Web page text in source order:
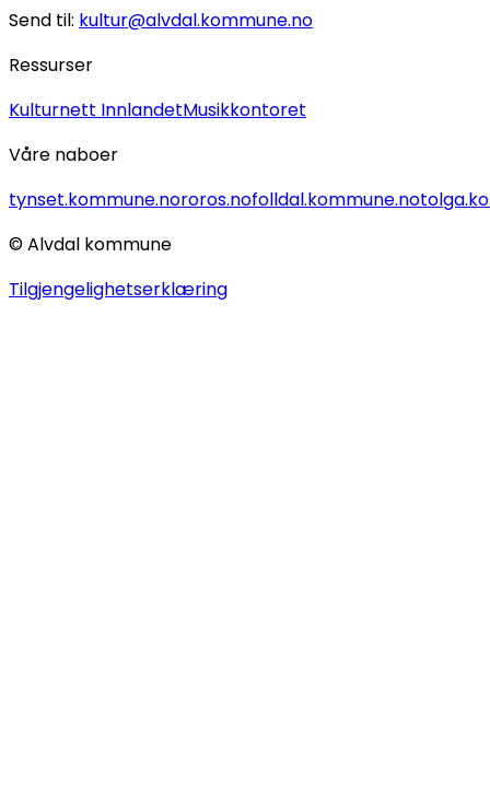
Send til: kultur@alvdal.kommune.no
Ressurser
Kulturnett InnlandetMusikkontoret
Våre naboer
tynset.kommune.nororos.nofolldal.kommune.no
© Alvdal kommune
Tilgjengelighetserklæring